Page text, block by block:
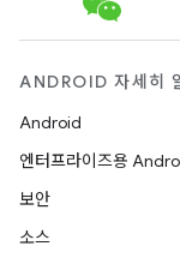
ANDROID 자세히
Android
엔터프라이즈용
보안
소스